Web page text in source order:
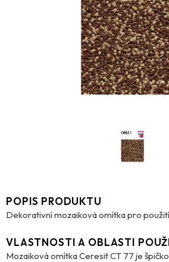
POPIS PRODUKTU
Dekorativní mozaiková omítka pro
VLASTNOSTI A OBLASTI
Mozaiková omítka Ceresit CT 77 je